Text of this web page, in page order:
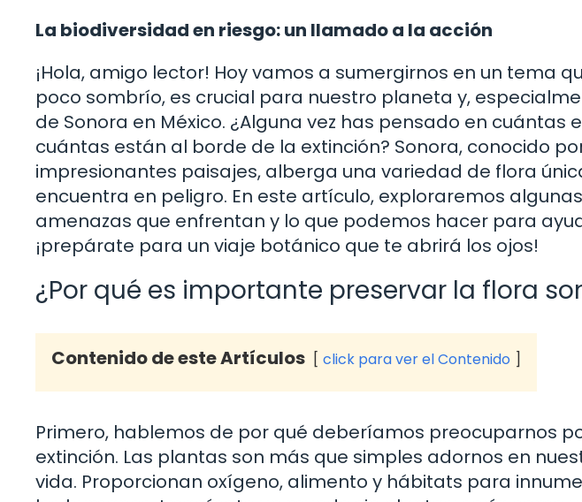
La biodiversidad en riesgo: un llamado a la acción
¡Hola, amigo lector! Hoy vamos a sumergirnos en un tema
poco sombrío, es crucial para nuestro planeta y,
de Sonora en México. ¿Alguna vez has pensado en cuántas
cuántas están al borde de la extinción? Sonora, conocido
impresionantes paisajes, alberga una variedad de flora
encuentra en peligro. En este artículo, exploraremos
amenazas que enfrentan y lo que podemos hacer para
¡prepárate para un viaje botánico que te abrirá los ojos!
¿Por qué es importante preservar la flora
Contenido de este Artículos click para ver el Contenido
Primero, hablemos de por qué deberíamos preocuparnos
extinción. Las plantas son más que simples adornos en
vida. Proporcionan oxígeno, alimento y hábitats para